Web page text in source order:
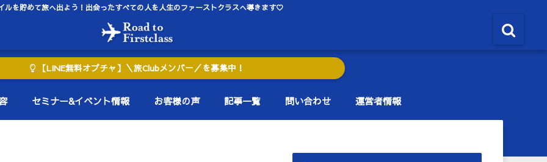
ルを貯めて旅へ出よう！出会ったすべての人を人生のファーストクラスへ導きます♡
【LINE無料オプチャ】＼旅Clubメンバー／を募集中！
セミナー&イベント情報 お客様の声 記事一覧 問い合わせ 運営者情報